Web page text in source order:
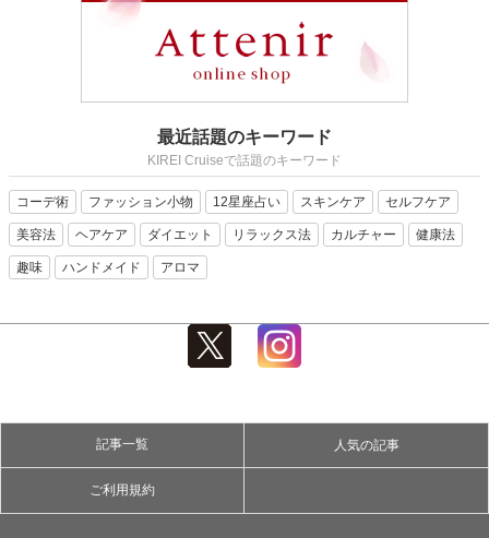
最近話題のキーワード
KIREI Cruiseで話題のキーワード
コーデ術 ファッション小物 12星座占い スキンケア セルフケア
美容法 ヘアケア ダイエット リラックス法 カルチャー 健康法
趣味 ハンドメイド アロマ
記事一覧 人気の記事
ご利用規約